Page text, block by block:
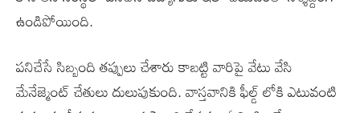
ఉండిపోయింది.
పనిచేసే సిబ్బంది తప్పులు చేశారు కాబట్టి వారిపై వేటు వేసి
మేనేజ్మెంట్ చేతులు దులుపుకుంది. వాస్తవానికి ఫీల్డ్ లోకి ఎటువంటి